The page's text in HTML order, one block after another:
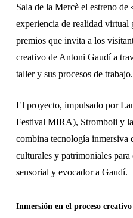
Sala de la Mercè el estreno
experiencia de realidad virtual
premios que invita a los
creativo de Antoni Gaudí a
taller y sus procesos de trabajo.
El proyecto, impulsado por
Festival MIRA), Stromboli y
combina tecnología inmersiva
culturales y patrimoniales
sensorial y evocador a Gaudí.
Inmersión en el proceso